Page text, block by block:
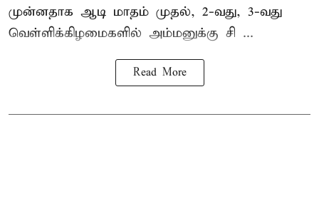
முன்னதாக ஆடி மாதம் முதல், 2-வது, 3-வது
வெள்ளிக்கிழமைகளில் அம்மனுக்கு சி ...
Read More